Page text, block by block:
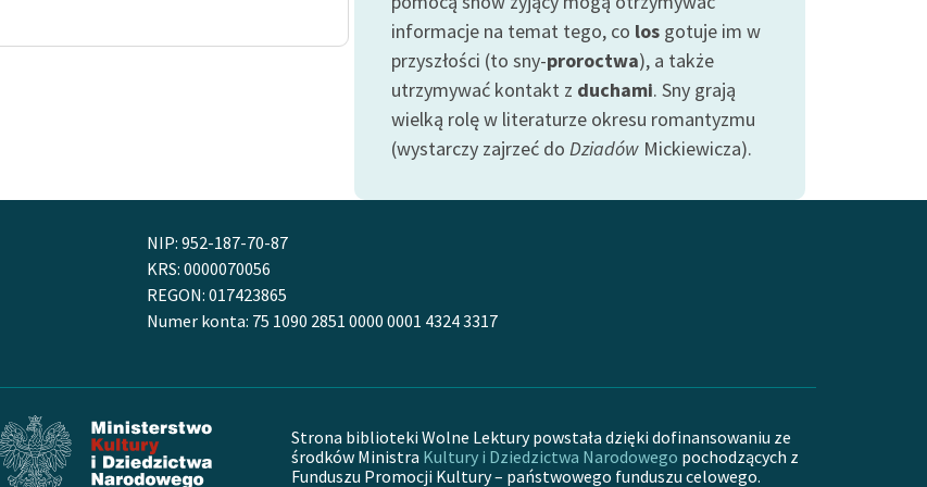
informacje na temat tego, co los gotuje im w
przyszłości (to sny-proroctwa), a także
utrzymywać kontakt z duchami. Sny grają
wielką rolę w literaturze okresu romantyzmu
(wystarczy zajrzeć do Dziadów Mickiewicza).
NIP: 952-187-70-87
KRS: 0000070056
REGON: 017423865
Numer konta: 75 1090 2851 0000 0001 4324 3317
Strona biblioteki Wolne Lektury powstała dzięki dofinansowaniu ze
środków Ministra Kultury i Dziedzictwa Narodowego pochodzących z
Funduszu Promocji Kultury – państwowego funduszu celowego.